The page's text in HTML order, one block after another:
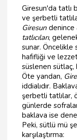
Giresun'da tatlı
ve şerbetli
Giresun denince
tatlıcıları,
sunar. Öncelikle
hafifliği ve
süslenen
Öte yandan,
iddialıdır.
şerbetli tatlılar,
günlerde
baklava ise
Peki, sütlü mü
karşılaştırma: